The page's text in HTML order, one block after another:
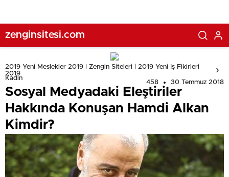
zenginsitesi.com
2019 Yeni Meslekler 2019 | Zengin Siteleri | 2019 Yeni Iş Fikirleri
2019
Kadın
458 30 Temmuz 2018
Sosyal Medyadaki Eleştiriler
Hakkında Konuşan Hamdi Alkan
Kimdir?